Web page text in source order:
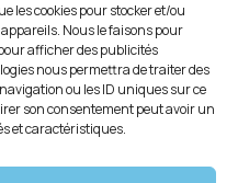
les cookies pour stocker et/ou
Nous le faisons pour
afficher des publicités
nous permettra de traiter des
ou les ID uniques sur ce
son consentement peut avoir un
et caractéristiques.